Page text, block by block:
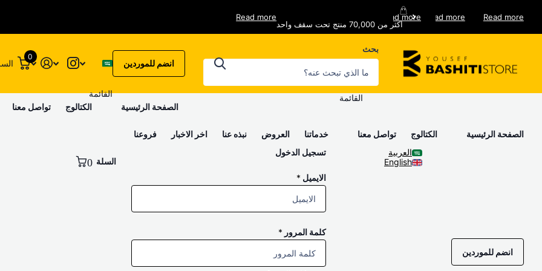
اكثر من 70,000 منتج تحت سقف واحد
Read more
خدمات توصيل فورية
Read more
خدمات ما بعد البيع
Read more
اكثر من 70,000 منتج تحت سقف واحد
Read more
بحث
انضم للموردين
القائمة
0
القائمة
الصفحة الرئيسية
الكتالوج تواصل معنا
الصفحة الرئيسية الكتالوج تواصل معنا خدماتنا العروض نبذه عنا اخر الاخبار فروعنا
انضم للموردين
العربية
English
تسجيل الدخول
الايميل *
كلمة المرور *
السلة 0